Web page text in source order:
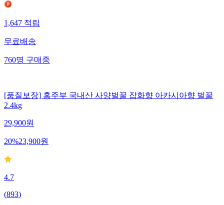
1,647적립
무료배송
760명구매중
[품질보장] 홍주부 국내산 사양벌꿀 잡화향 아카시아향 벌꿀
2.4kg
29,900원
20%23,900원
4.7
(893)